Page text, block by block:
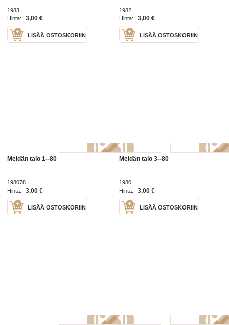
1983
Hinta:
3,00 €
LISÄÄ OSTOSKORIIN
1982
Hinta:
3,00 €
LISÄÄ OSTOSKORIIN
Meidän talo 1--80
198078
Hinta:
3,00 €
LISÄÄ OSTOSKORIIN
Meidän talo 3--80
1980
Hinta:
3,00 €
LISÄÄ OSTOSKORIIN